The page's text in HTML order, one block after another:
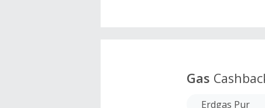
Gas
Erdgas Pur